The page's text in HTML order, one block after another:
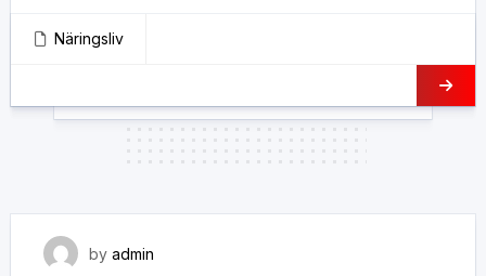
Näringsliv
by admin